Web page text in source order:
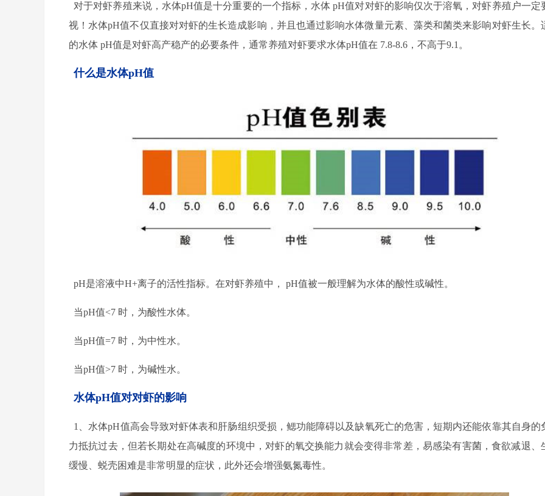
对于对虾养殖来说，水体pH值是十分重要的一个指标，水体 pH值对对虾的影响仅次于溶氧，对虾养殖户一定
视！水体pH值不仅直接对对虾的生长造成影响，并且也通过影响水体微量元素、藻类和菌类来影响对虾生长。
的水体 pH值是对虾高产稳产的必要条件，通常养殖对虾要求水体pH值在 7.8-8.6 ，不高于9.1 。
什么是水体pH值
pH是溶液中H+离子的活性指标。在对虾养殖中， pH值被一般理解为水体的酸性或碱性。
当pH值<7 时，为酸性水体。
当pH值=7 时，为中性水。
当pH值>7 时，为碱性水。
水体pH值对对虾的影响
1、水体pH值高会导致对虾体表和肝肠组织受损，鳃功能障碍以及缺氧死亡的危害，短期内还能依靠其自身的
力抵抗过去，但若长期处在高碱度的环境中，对虾的氧交换能力就会变得非常差，易感染有害菌，食欲减退、
缓慢、蜕壳困难是非常明显的症状，此外还会增强氨氮毒性。